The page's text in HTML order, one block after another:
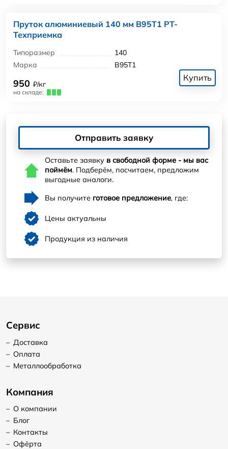
Пруток алюминиевый 140 мм В95Т1 РТ-
Техприемка
Типоразмер
140
Марка
В95Т1
950 ₽/кг
на складе:
Купить
Отправить заявку
Оставьте заявку в свободной форме - мы вас
поймём. Подберём, посчитаем, предложим
выгодные аналоги.
Вы получите готовое предложение, где:
Цены актуальны
Продукция из наличия
Сервис
– Доставка
– Оплата
– Металлообработка
Компания
– О компании
– Блог
– Контакты
– Офёрта